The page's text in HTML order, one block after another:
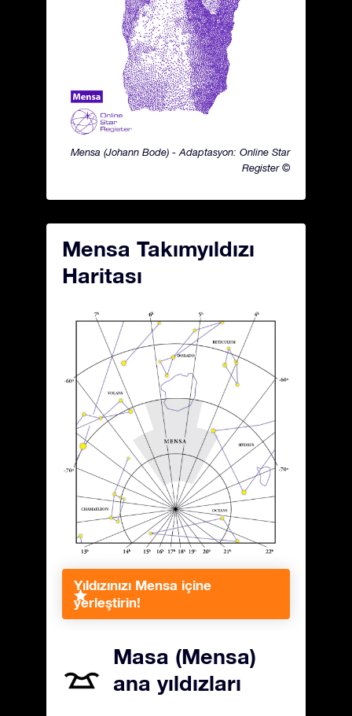
Mensa (Johann Bode) - Adaptasyon: Online Star
Register ©
Mensa Takımyıldızı
Haritası
Yıldızınızı Mensa içine
yerleştirin!
Masa (Mensa)
ana yıldızları